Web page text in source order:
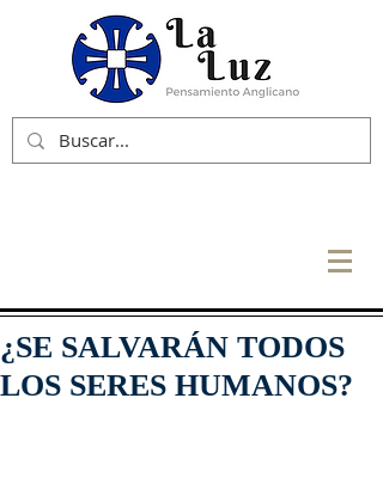
¿SE SALVARÁN TODOS
LOS SERES HUMANOS?